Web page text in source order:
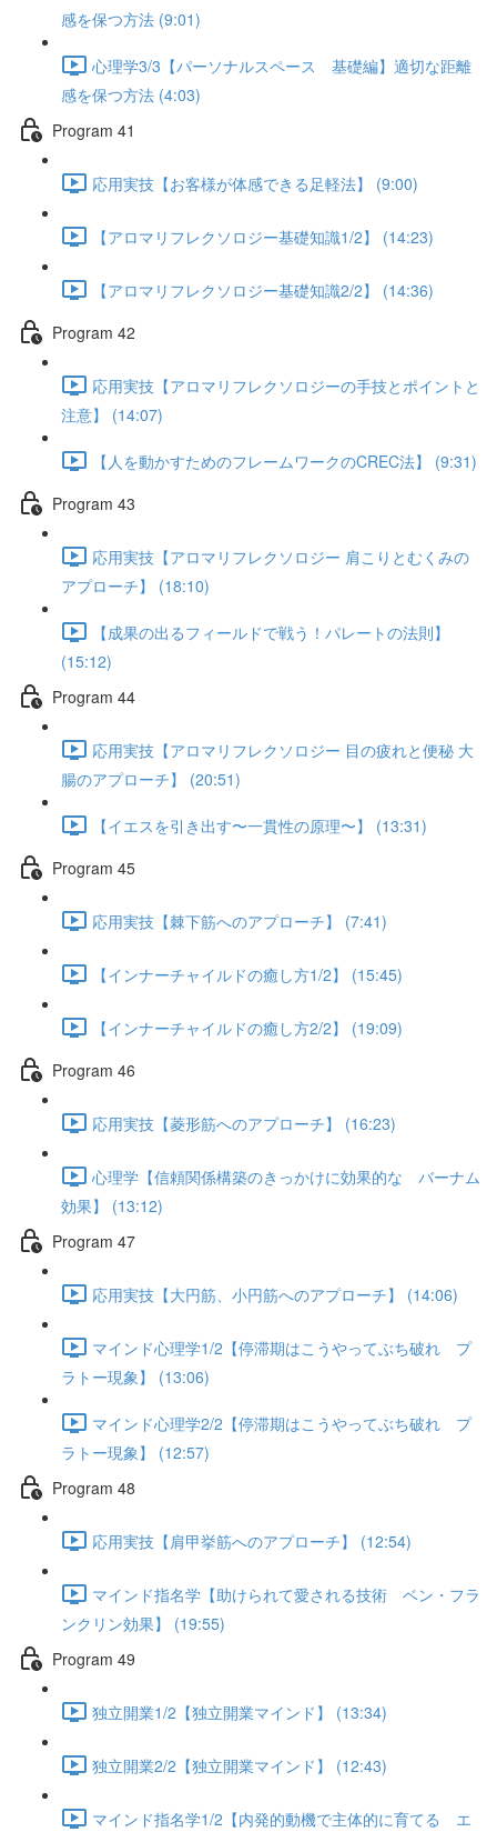
感を保つ方法 (9:01)
心理学3/3【パーソナルスペース 基礎編】適切な距離
感を保つ方法 (4:03)
Program 41
応用実技【お客様が体感できる足軽法】 (9:00)
【アロマリフレクソロジー基礎知識1/2】 (14:23)
【アロマリフレクソロジー基礎知識2/2】 (14:36)
Program 42
応用実技【アロマリフレクソロジーの手技とポイントと
注意】 (14:07)
【人を動かすためのフレームワークのCREC法】 (9:31)
Program 43
応用実技【アロマリフレクソロジー 肩こりとむくみの
アプローチ】 (18:10)
【成果の出るフィールドで戦う！パレートの法則】
(15:12)
Program 44
応用実技【アロマリフレクソロジー 目の疲れと便秘 大
腸のアプローチ】 (20:51)
【イエスを引き出す〜一貫性の原理〜】 (13:31)
Program 45
応用実技【棘下筋へのアプローチ】 (7:41)
【インナーチャイルドの癒し方1/2】 (15:45)
【インナーチャイルドの癒し方2/2】 (19:09)
Program 46
応用実技【菱形筋へのアプローチ】 (16:23)
心理学【信頼関係構築のきっかけに効果的な バーナム
効果】 (13:12)
Program 47
応用実技【大円筋、小円筋へのアプローチ】 (14:06)
マインド心理学1/2【停滞期はこうやってぶち破れ プ
ラトー現象】 (13:06)
マインド心理学2/2【停滞期はこうやってぶち破れ プ
ラトー現象】 (12:57)
Program 48
応用実技【肩甲挙筋へのアプローチ】 (12:54)
マインド指名学【助けられて愛される技術 ベン・フラ
ンクリン効果】 (19:55)
Program 49
独立開業1/2【独立開業マインド】 (13:34)
独立開業2/2【独立開業マインド】 (12:43)
マインド指名学1/2【内発的動機で主体的に育てる エ